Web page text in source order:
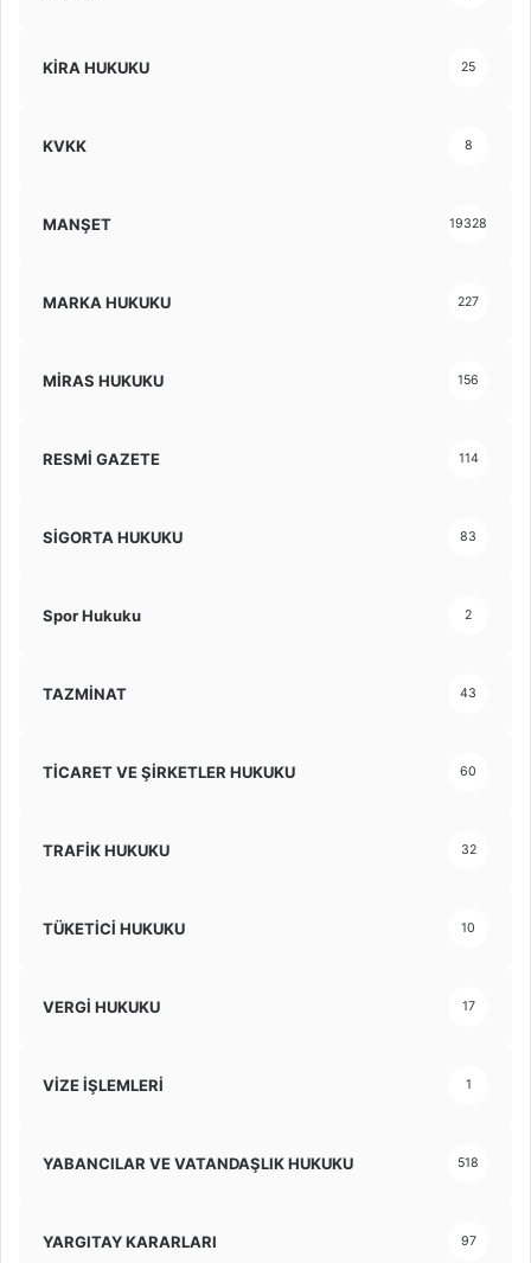
KİRA HUKUKU 25
KVKK 8
MANŞET 19328
MARKA HUKUKU 227
MİRAS HUKUKU 156
RESMİ GAZETE 114
SİGORTA HUKUKU 83
Spor Hukuku 2
TAZMİNAT 43
TİCARET VE ŞİRKETLER HUKUKU 60
TRAFİK HUKUKU 32
TÜKETİCİ HUKUKU 10
VERGİ HUKUKU 17
VİZE İŞLEMLERİ 1
YABANCILAR VE VATANDAŞLIK HUKUKU 518
YARGITAY KARARLARI 97